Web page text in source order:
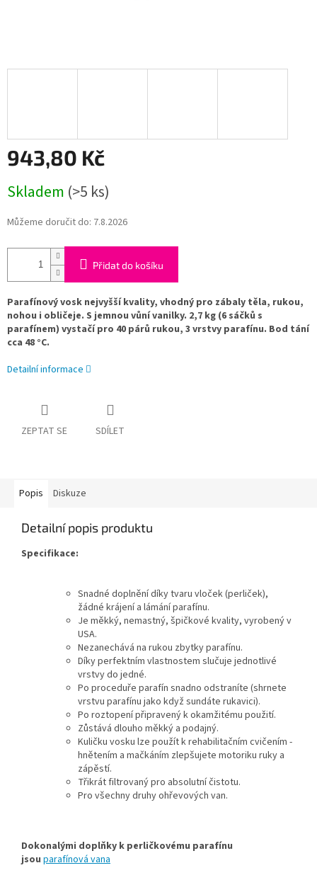
943,80 Kč
cena:
Skladem (>5 ks)
Můžeme doručit do: 7.8.2026
Přidat do košíku
Parafínový vosk nejvyšší kvality, vhodný pro zábaly těla, rukou,
nohou i obličeje. S jemnou vůní vanilky. 2,7 kg (6 sáčků s
parafínem) vystačí pro 40 párů rukou, 3 vrstvy parafínu. Bod tání
cca 48 °C.
Detailní informace
ZEPTAT SE SDÍLET
Popis Diskuze
Detailní popis produktu
Specifikace:
Snadné doplnění díky tvaru vloček (perliček),
žádné krájení a lámání parafínu.
Je měkký, nemastný, špičkové kvality, vyrobený v
USA.
Nezanechává na rukou zbytky parafínu.
Díky perfektním vlastnostem slučuje jednotlivé
vrstvy do jedné.
Po proceduře parafín snadno odstraníte (shrnete
vrstvu parafínu jako když sundáte rukavici).
Po roztopení připravený k okamžitému použití.
Zůstává dlouho měkký a podajný.
Kuličku vosku lze použít k rehabilitačním cvičením -
hnětením a mačkáním zlepšujete motoriku ruky a
zápěstí.
Třikrát filtrovaný pro absolutní čistotu.
Pro všechny druhy ohřevových van.
Dokonalými doplňky k perličkovému parafínu
jsou parafínová vana